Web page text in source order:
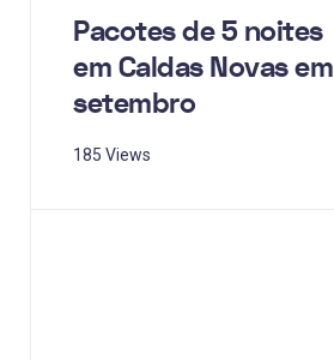
Pacotes de 5 noites
em Caldas Novas em
setembro
185 Views